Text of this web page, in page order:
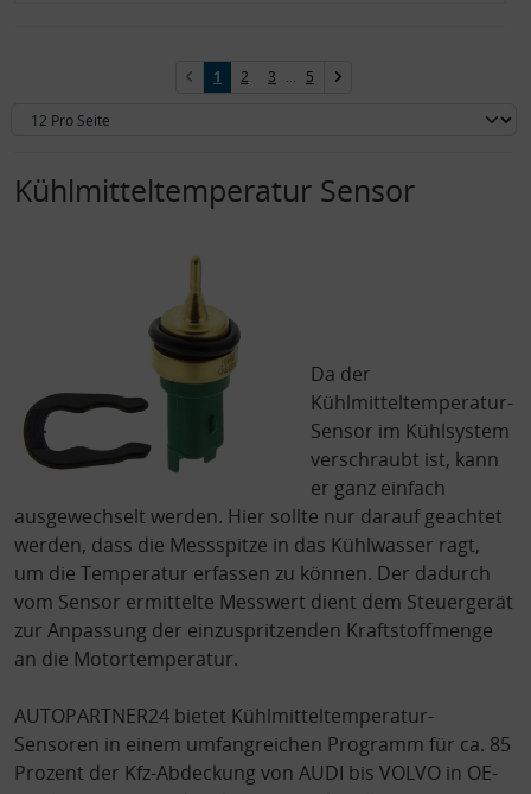
1 2 3 ... 5
Kühlmitteltemperatur Sensor
Da der
Kühlmitteltemperatur-
Sensor im Kühlsystem
verschraubt ist, kann
er ganz einfach
ausgewechselt werden. Hier sollte nur darauf geachtet
werden, dass die Messspitze in das Kühlwasser ragt,
um die Temperatur erfassen zu können. Der dadurch
vom Sensor ermittelte Messwert dient dem Steuergerät
zur Anpassung der einzuspritzenden Kraftstoffmenge
an die Motortemperatur.
AUTOPARTNER24 bietet Kühlmitteltemperatur-
Sensoren in einem umfangreichen Programm für ca. 85
Prozent der Kfz-Abdeckung von AUDI bis VOLVO in OE-